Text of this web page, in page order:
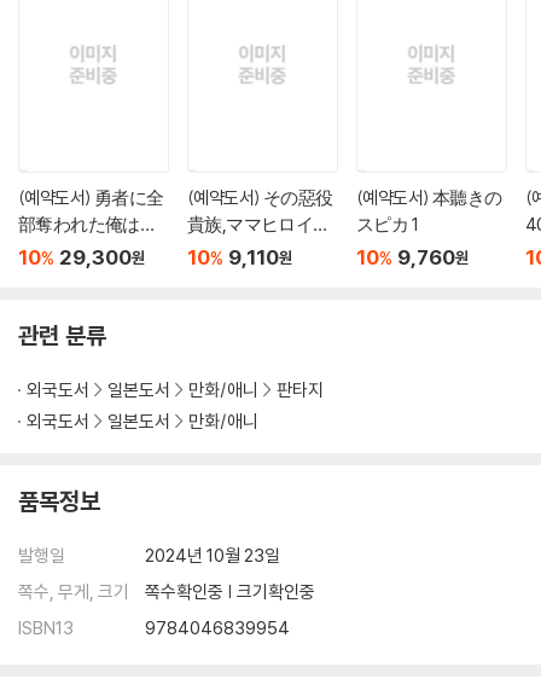
(예약도서) 勇者に全
部奪われた俺は勇
者の母親とパ-ティ
き特裝版
10% 29,300원
(예약도서) その惡役
貴族,ママヒロイン
10% 9,110원
(예약도서) 本聽きの
スピカ 1
10% 9,760원
(
관련 분류
외국도서 일본도서 만화/애니
판타지
외국도서
일본도서 만화/애니
품목정보
발행일
2024년 10월 23일
쪽수, 무게, 크기
쪽수확인중 | 크기확인중
ISBN13
9784046839954